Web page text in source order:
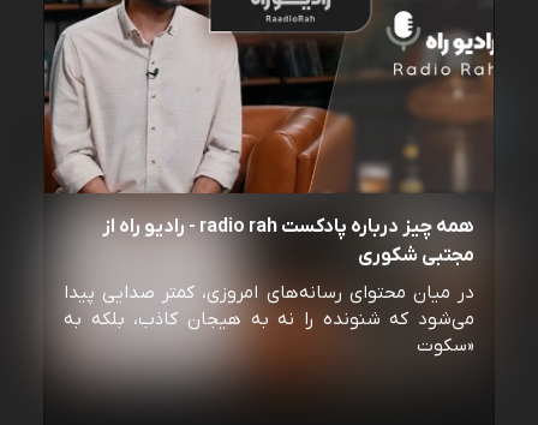
همه چیز درباره پادکست radio rah - رادیو راه از
مجتبی شکوری
در میان محتوای رسانه‌های امروزی، کمتر صدایی پیدا
می‌شود که شنونده را نه به هیجان کاذب، بلکه به
«سکوت